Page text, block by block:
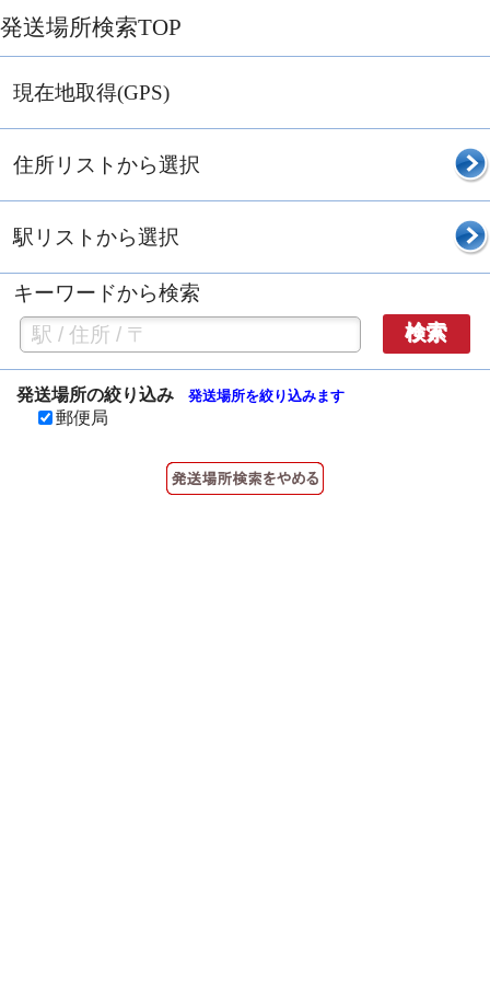
発送場所検索TOP
現在地取得(GPS)
住所リストから選択
駅リストから選択
キーワードから検索
検索
発送場所の絞り込み 発送場所を絞り込みます
郵便局